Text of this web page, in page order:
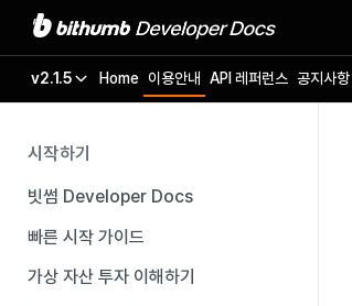
v2.1.5 Home 이용안내 API 레퍼런스 공지사항
시작하기
빗썸 Developer Docs
빠른 시작 가이드
가상 자산 투자 이해하기